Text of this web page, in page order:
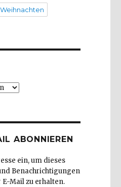
Versuch.
Weihnachten
ABONNIEREN
ein, um dieses
Benachrichtigungen
Mail zu erhalten.